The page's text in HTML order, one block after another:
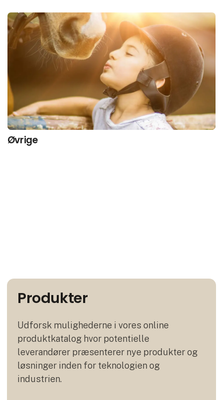
Øvrige
Produkter
Udforsk mulighederne i vores online
produktkatalog hvor potentielle
leverandører præsenterer nye produkter og
løsninger inden for teknologien og
industrien.